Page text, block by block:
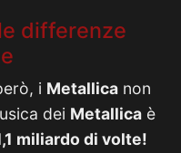
differenze
i Metallica non
dei Metallica è
miliardo di volte!